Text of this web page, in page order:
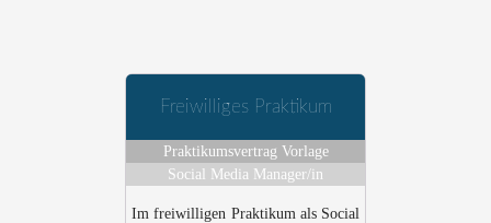
Freiwilliges Praktikum
Praktikumsvertrag Vorlage
Social Media Manager/in
Im freiwilligen Praktikum als Social